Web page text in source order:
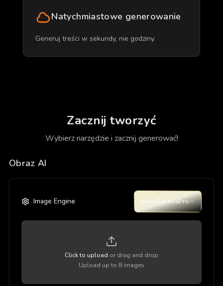
Natychmiastowe generowanie
Generuj treści w sekundy, nie godziny.
Zacznij tworzyć
Wybierz narzędzie i zacznij generować!
Obraz AI
Image Engine NanoBananaPro
Click to upload or drag and drop
Upload up to 8 images